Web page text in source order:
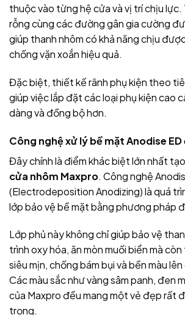
thuộc vào từng hệ cửa và vị trí chịu
rỗng cùng các đường gân gia cường
giúp thanh nhôm có khả năng chịu
chống vặn xoắn hiệu quả.
Đặc biệt, thiết kế rãnh phụ kiện theo
giúp việc lắp đặt các loại phụ kiện cao
dàng và đồng bộ hơn.
Công nghệ xử lý bề mặt Anodise
Đây chính là điểm khác biệt lớn nhất
cửa nhôm Maxpro. Công nghệ
(Electrodeposition Anodizing) là quá
lớp bảo vệ bề mặt bằng phương pháp
Lớp phủ này không chỉ giúp bảo vệ
trình oxy hóa, ăn mòn muối biển mà
siêu mịn, chống bám bụi và bền màu
Các màu sắc như vàng sâm panh, đen
của Maxpro đều mang một vẻ đẹp rất
trọng.